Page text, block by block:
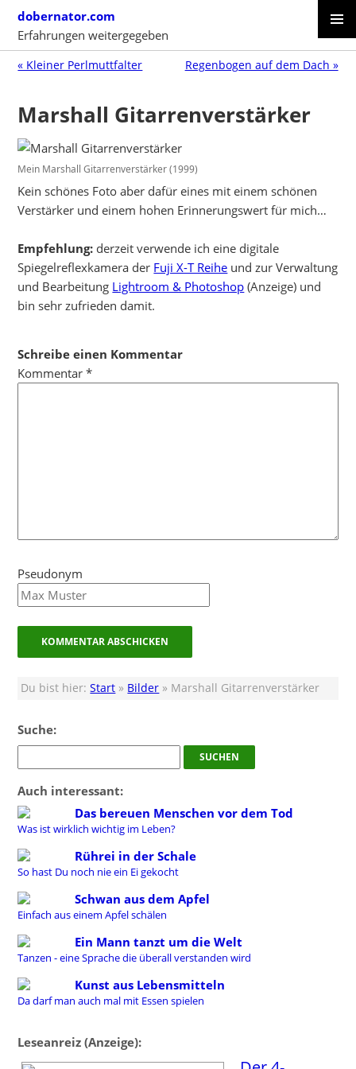
content
dobernator.com
Erfahrungen weitergegeben
MENU
Regenbogen auf dem Dach »
« Kleiner Perlmuttfalter
Marshall Gitarrenverstärker
Mein Marshall Gitarrenverstärker (1999)
Kein schönes Foto aber dafür eines mit einem schönen
Verstärker und einem hohen Erinnerungswert für mich…
Empfehlung: derzeit verwende ich eine digitale
Spiegelreflexkamera der Fuji X-T Reihe und zur Verwaltung
und Bearbeitung Lightroom & Photoshop (Anzeige) und
bin sehr zufrieden damit.
Schreibe einen Kommentar
Kommentar*
Pseudonym
Du bist hier:Start » Bilder » Marshall Gitarrenverstärker
Suche:
Auch interessant:
Das bereuen Menschen vor dem Tod
Was ist wirklich wichtig im Leben?
Rührei in der Schale
So hast Du noch nie ein Ei gekocht
Schwan aus dem Apfel
Einfach aus einem Apfel schälen
Ein Mann tanzt um die Welt
Tanzen - eine Sprache die überall verstanden wird
Kunst aus Lebensmitteln
Da darf man auch mal mit Essen spielen
Leseanreiz (Anzeige):